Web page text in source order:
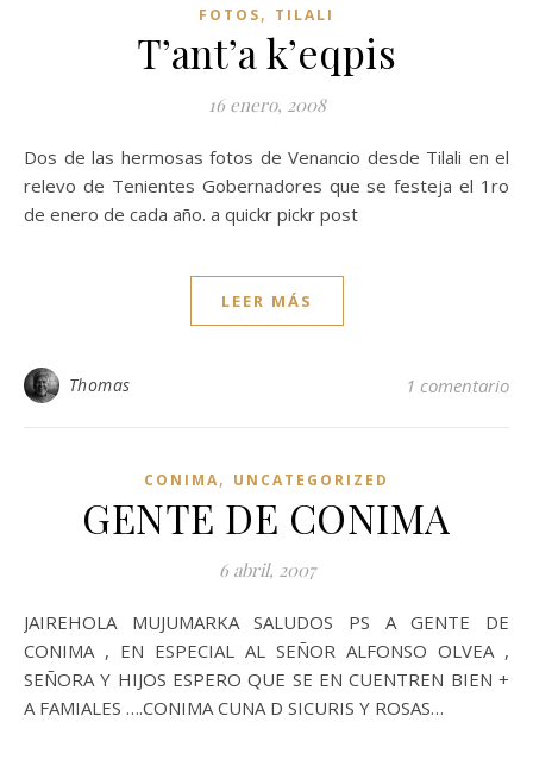
FOTOS, TILALI
T’ant’a k’eqpis
16 enero, 2008
Dos de las hermosas fotos de Venancio desde Tilali en el
relevo de Tenientes Gobernadores que se festeja el 1ro
de enero de cada año. a quickr pickr post
LEER MÁS
Thomas 1 comentario
CONIMA, UNCATEGORIZED
GENTE DE CONIMA
6 abril, 2007
JAIREHOLA MUJUMARKA SALUDOS PS A GENTE DE
CONIMA , EN ESPECIAL AL SEÑOR ALFONSO OLVEA ,
SEÑORA Y HIJOS ESPERO QUE SE EN CUENTREN BIEN +
A FAMIALES ….CONIMA CUNA D SICURIS Y ROSAS…